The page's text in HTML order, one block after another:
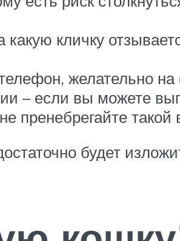
кличку
желательно
– если вы можете
пренебрегайте такой
будет